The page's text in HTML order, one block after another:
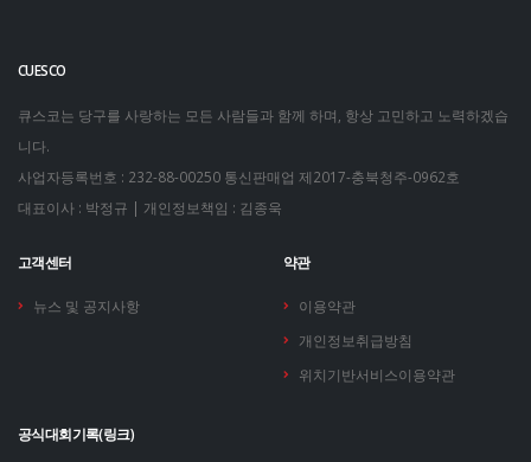
CUESCO
큐스코는 당구를 사랑하는 모든 사람들과 함께 하며, 항상 고민하고 노력하겠습
니다.
사업자등록번호 : 232-88-00250 통신판매업 제2017-충북청주-0962호
대표이사 : 박정규 | 개인정보책임 : 김종욱
고객센터
뉴스 및 공지사항
약관
이용약관
개인정보취급방침
위치기반서비스이용약관
공식대회기록(링크)